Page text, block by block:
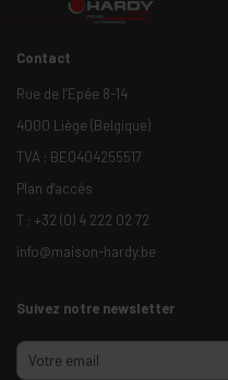
Contact
Rue de l’Epée 8-14
4000 Liège (Belgique)
TVA : BE0404255517
Plan d'accès
T : +32 (0) 4 222 02 72
info@maison-hardy.be
Suivez notre newsletter